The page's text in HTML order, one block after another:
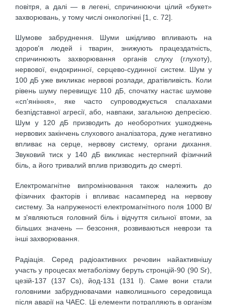
повітря, а далі — в легені, спричинюючи цілий «букет»
захворювань, у тому числі онкологічні [1, с. 72].
Шумове забруднення. Шуми шкідливо впливають на
здоров'я людей і тварин, знижують працездатність,
спричинюють захворювання органів слуху (глухоту),
нервової, ендокринної, серцево-судинної систем. Шум у
100 дБ уже викликає нервові розлади, дратівливість. Коли
рівень шуму перевищує 110 дБ, спочатку настає шумове
«сп'яніння», яке часто супроводжується спалахами
безпідставної агресії, або, навпаки, загальною депресією.
Шум у 120 дБ призводить до необоротних ушкоджень
нервових закінчень слухового аналізатора, дуже негативно
впливає на серце, нервову систему, органи дихання.
Звуковий тиск у 140 дБ викликає нестерпний фізичний
біль, а його тривалий вплив призводить до смерті.
Електромагнітне випромінювання також належить до
фізичних факторів і впливає насамперед на нервову
систему. За напруженості електромагнітного поля 1000 В/
м з'являються головний біль і відчуття сильної втоми, за
більших значень — безсоння, розвиваються неврози та
інші захворювання.
Радіація. Серед радіоактивних речовин найактивнішу
участь у процесах метаболізму беруть стронцій-90 (90 Sг),
цезій-137 (137 Сs), йод-131 (131 І). Саме вони стали
головними забруднювачами навколишнього середовища
після аварії на ЧАЕС. Ці елементи потрапляють в організм